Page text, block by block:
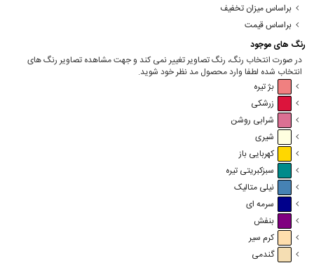
براساس میزان تخفیف
براساس قیمت
رنگ های موجود
در صورت انتخاب رنگ، رنگ تصاویر تغییر نمی کند و جهت مشاهده تصاویر رنگ های
انتخاب شده لطفا وارد محصول مد نظر خود شوید.
بژ تیره
زرشکی
شرابی روشن
شیری
کهربایی باز
سبزکبریتی تیره
نیلی متالیک
سرمه ای
بنفش
کرم سیر
گندمی